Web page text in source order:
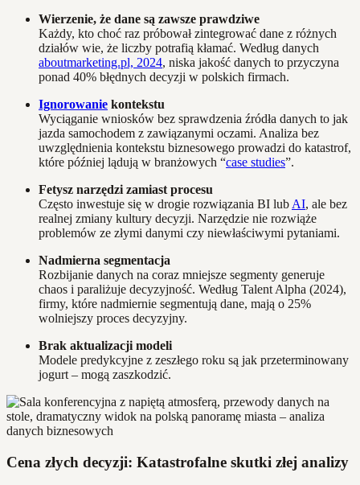
Wierzenie, że dane są zawsze prawdziwe
Każdy, kto choć raz próbował zintegrować dane z różnych
działów wie, że liczby potrafią kłamać. Według danych
aboutmarketing.pl, 2024, niska jakość danych to przyczyna
ponad 40% błędnych decyzji w polskich firmach.
Ignorowanie kontekstu
Wyciąganie wniosków bez sprawdzenia źródła danych to jak
jazda samochodem z zawiązanymi oczami. Analiza bez
uwzględnienia kontekstu biznesowego prowadzi do katastrof,
które później lądują w branżowych “case studies”.
Fetysz narzędzi zamiast procesu
Często inwestuje się w drogie rozwiązania BI lub AI, ale bez
realnej zmiany kultury decyzji. Narzędzie nie rozwiąże
problemów ze złymi danymi czy niewłaściwymi pytaniami.
Nadmierna segmentacja
Rozbijanie danych na coraz mniejsze segmenty generuje
chaos i paraliżuje decyzyjność. Według Talent Alpha (2024),
firmy, które nadmiernie segmentują dane, mają o 25%
wolniejszy proces decyzyjny.
Brak aktualizacji modeli
Modele predykcyjne z zeszłego roku są jak przeterminowany
jogurt – mogą zaszkodzić.
Cena złych decyzji: Katastrofalne skutki złej analizy